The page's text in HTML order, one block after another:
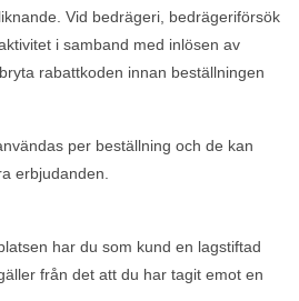
Vid bedrägeri, bedrägeriförsök
i samband med inlösen av
rabattkoden innan beställningen
per beställning och de kan
erbjudanden.
har du som kund en lagstiftad
från det att du har tagit emot en